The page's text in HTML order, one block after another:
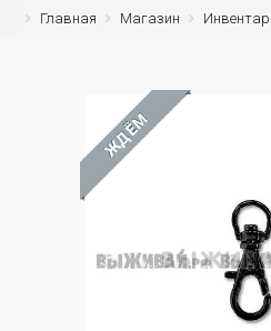
Главная Магазин
ЖДЁМ